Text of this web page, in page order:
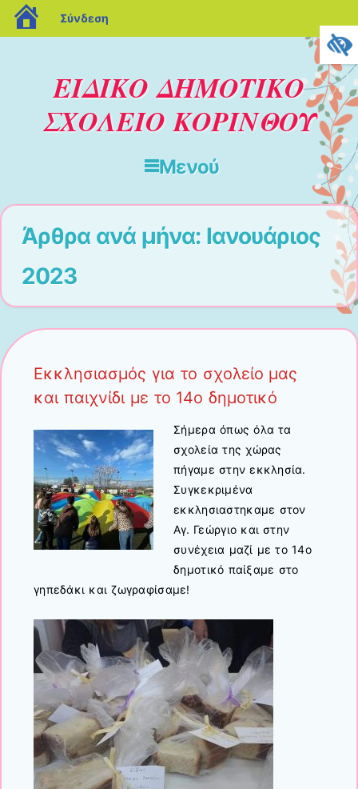
ΕΙΔΙΚΟ ΔΗΜΟΤΙΚΟ
ΣΧΟΛΕΙΟ ΚΟΡΙΝΘΟΥ
Μενού
Άρθρα ανά μήνα: Ιανουάριος
2023
Εκκλησιασμός για το σχολείο μας
και παιχνίδι με το 14ο δημοτικό
Σήμερα όπως όλα τα
σχολεία της χώρας
πήγαμε στην εκκλησία.
Συγκεκριμένα
εκκλησιαστηκαμε στον
Αγ. Γεώργιο και στην
συνέχεια μαζί με το 14ο
δημοτικό παίξαμε στο
γηπεδάκι και ζωγραφίσαμε!
blogs.sch.gr
Σύνδεση